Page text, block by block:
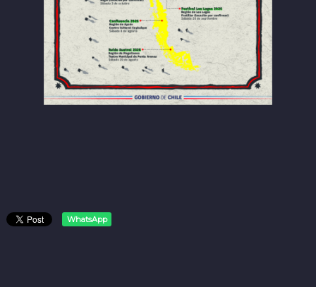
WhatsApp